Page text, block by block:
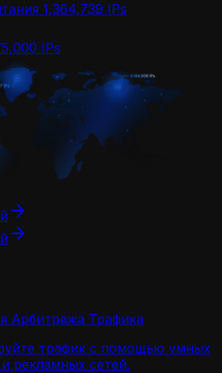
1,364,739 IPs
IPs
Арбитража Трафика
трафик с помощью умных
рекламных сетей.